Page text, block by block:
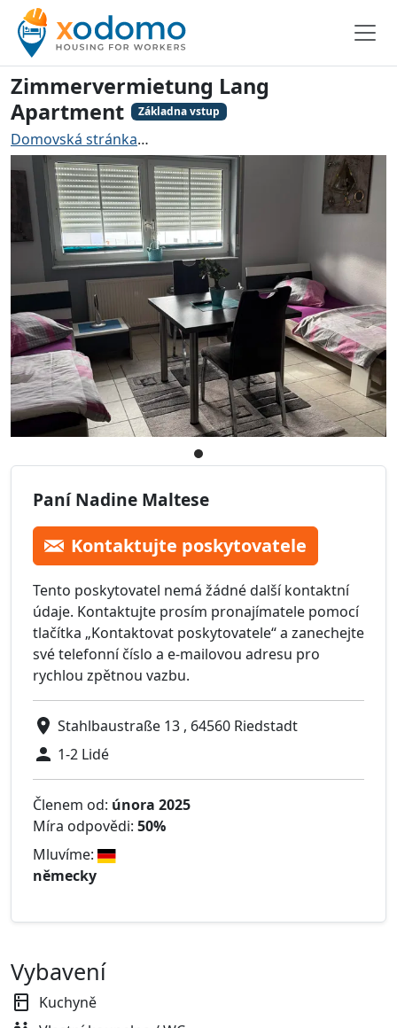
Zimmervermietung Lang
Apartment
Základna vstup
Domovská stránka
Paní Nadine Maltese
Kontaktujte poskytovatele
Tento poskytovatel nemá žádné další kontaktní
údaje. Kontaktujte prosím pronajímatele pomocí
tlačítka „Kontaktovat poskytovatele“ a zanechejte
své telefonní číslo a e-mailovou adresu pro
rychlou zpětnou vazbu.
Stahlbaustraße 13 , 64560 Riedstadt
1-2 Lidé
Členem od: února 2025
Míra odpovědi: 50%
Mluvíme:
německy
Vybavení
Kuchyně